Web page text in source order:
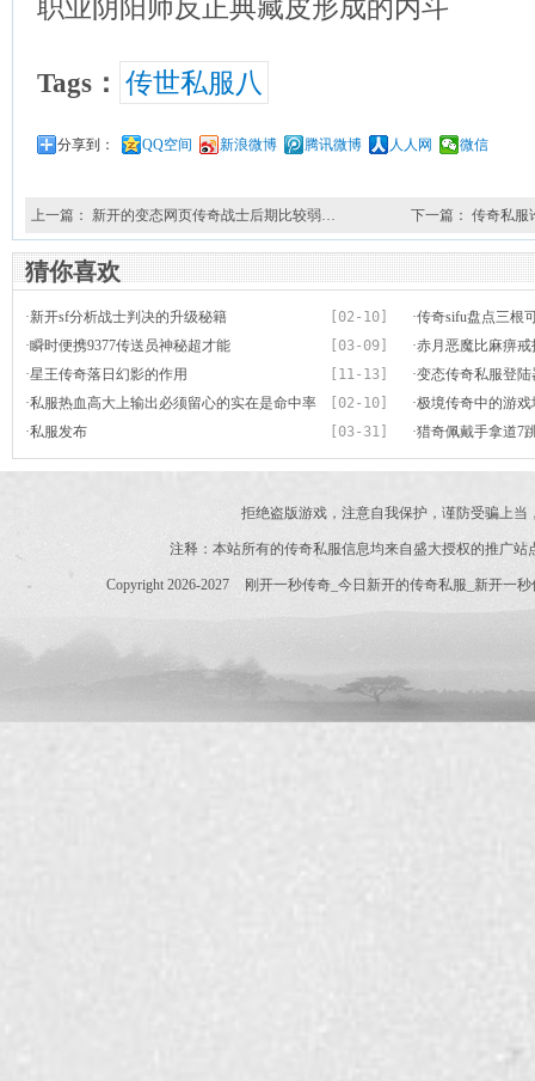
职业阴阳师反正典藏皮形成的内斗
Tags： 传世私服八
分享到： QQ空间 新浪微博 腾讯微博 人人网 微信
上一篇： 新开的变态网页传奇战士后期比较弱… 下一篇： 传奇私服
猜你喜欢
[02-10]
·新开sf分析战士判决的升级秘籍 ·传奇sifu盘点三根
一步之遥
[03-09]
·瞬时便携9377传送员神秘超才能 ·赤月恶魔比麻痹
备极少人见过
[11-13]
·星王传奇落日幻影的作用 ·变态传奇私服登陆
[02-10]
·私服热血高大上输出必须留心的实在是命中率 ·极境传奇中的游戏
[03-31]
·私服发布 ·猎奇佩戴手拿道7
拒绝盗版游戏，注意自我保护，谨防受骗上
注释：本站所有的传奇私服信息均来自盛大授权的推广
Copyright 2026-2027 刚开一秒传奇_今日新开的传奇私服_新开一